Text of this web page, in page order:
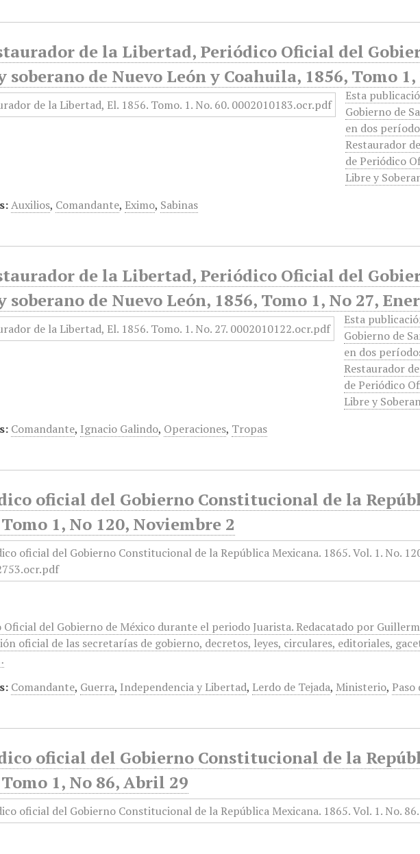
de la Libertad, Periódico Oficial del
soberano de Nuevo León y Coahuila, 1856, Tomo 1,
Esta
Gobierno de
en dos
Restaurador
de Periódico
Libre y
Auxilios, Comandante, Eximo, Sabinas
de la Libertad, Periódico Oficial del
soberano de Nuevo León, 1856, Tomo 1, No 27,
Esta
Gobierno de
en dos
Restaurador
de Periódico
Libre y
Comandante, Ignacio Galindo, Operaciones, Tropas
oficial del Gobierno Constitucional de la
1, No 120, Noviembre 2
Oficial del Gobierno de México durante el periodo Juarista. Redacatado por
oficial de las secretarías de gobierno, decretos, leyes, circulares, editoriales,
Comandante, Guerra, Independencia y Libertad, Lerdo de Tejada, Ministerio,
oficial del Gobierno Constitucional de la
1, No 86, Abril 29